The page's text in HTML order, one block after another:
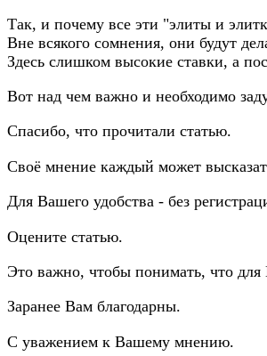
Так, и почему все эти "элиты и
Вне всякого сомнения, они будут
Здесь слишком высокие ставки, а
Вот над чем важно и необходимо
Спасибо, что прочитали статью.
Своё мнение каждый может
Для Вашего удобства - без
Оцените статью.
Это важно, чтобы понимать, что
Заранее Вам благодарны.
С уважением к Вашему мнению.